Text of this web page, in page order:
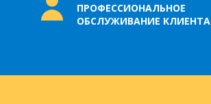
ПРОФЕССИОНАЛЬНОЕ
ОБСЛУЖИВАНИЕ КЛИЕНТА